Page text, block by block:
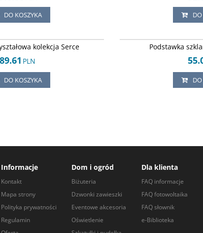
DO KOSZYKA
kolekcja Serce
89.61 PLN
DO KOSZYKA
Podstawka
Informacje
Kontakt
Mapa strony
Polityka prywatności
Regulamin
Dom i ogród
Biżuteria
Dzwonki zawieszki
Eventowe akcesoria
Oświetlenie
Dla klienta
FAQ informacje
FAQ fotowoltaika
FAQ słownik
e-Biblioteka